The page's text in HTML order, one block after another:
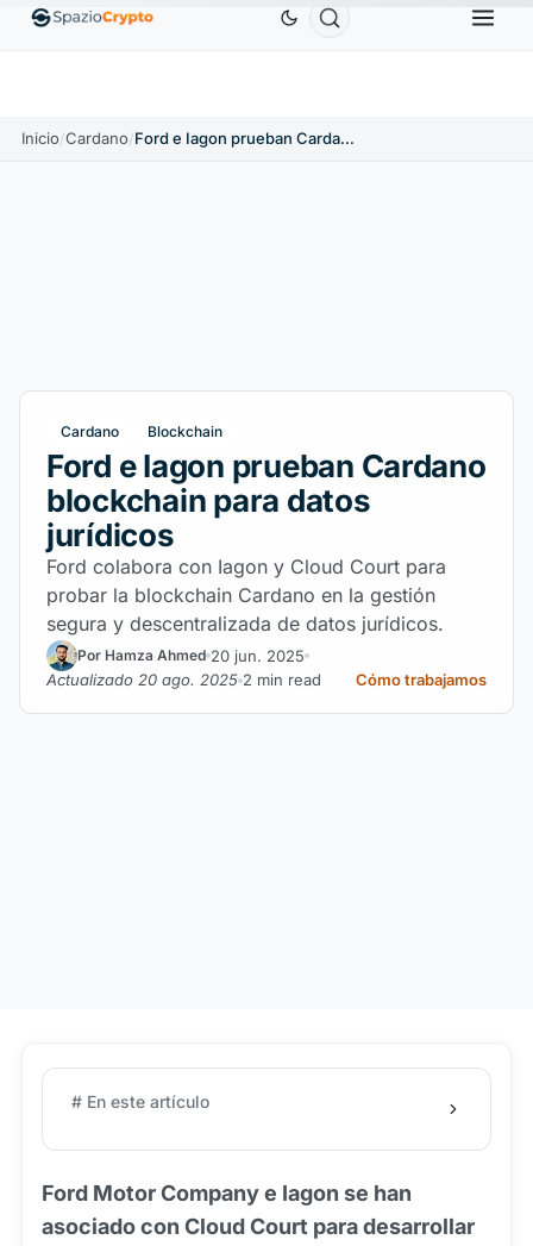
EthereumETH1880,58 US$ TetherUSDT ↑0.00%
Inicio/Cardano/ Ford e Iagon prueban Cardano blockchain para datos jurídicos
Cardano Blockchain
Ford e Iagon prueban Cardano
blockchain para datos
jurídicos
Ford colabora con Iagon y Cloud Court para
probar la blockchain Cardano en la gestión
segura y descentralizada de datos jurídicos.
Por Hamza Ahmed 20 jun. 2025
Actualizado 20 ago. 2025 2 min read Cómo trabajamos
# En este artículo
Ford Motor Company e Iagon se han
asociado con Cloud Court para desarrollar